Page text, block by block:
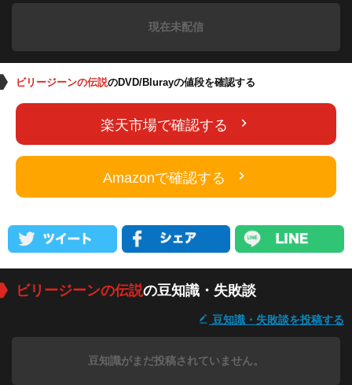
現在未配信
ビリージーンの伝説のDVD/Blurayの値段を確認する
楽天市場で確認する
Amazonで確認する
ビリージーンの伝説の豆知識・失敗談
豆知識・失敗談を投稿する
豆知識がまだ投稿されていません。